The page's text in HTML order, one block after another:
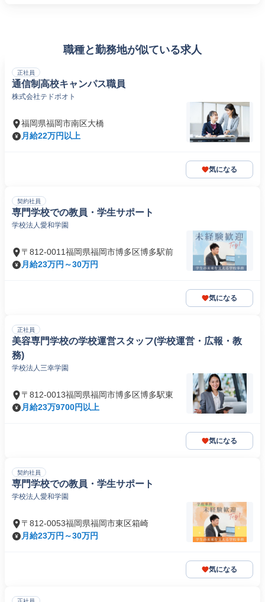
職種と勤務地が似ている求人
正社員
通信制高校キャンパス職員
株式会社テドポオト
福岡県福岡市南区大橋
月給22万円以上
気になる
契約社員
専門学校での教員・学生サポート
学校法人愛和学園
〒812-0011福岡県福岡市博多区博多駅前
月給23万円～30万円
気になる
正社員
美容専門学校の学校運営スタッフ(学校運営・広報・教
務)
学校法人三幸学園
〒812-0013福岡県福岡市博多区博多駅東
月給23万9700円以上
気になる
契約社員
専門学校での教員・学生サポート
学校法人愛和学園
〒812-0053福岡県福岡市東区箱崎
月給23万円～30万円
気になる